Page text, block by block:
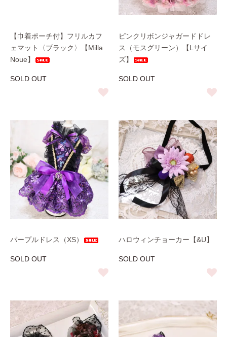
【巾着ポーチ付】フリルカフ
ェマット〈ブラック〉【Milla
Noue】
SOLD OUT
ピンクリボンジャガードドレ
ス（モスグリーン）【Lサイ
ズ】
SOLD OUT
パープルドレス（XS）
SOLD OUT
ハロウィンチョーカー【&U】
SOLD OUT